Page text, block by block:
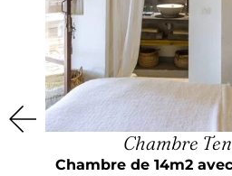
Chambre
Chambre de 14m2